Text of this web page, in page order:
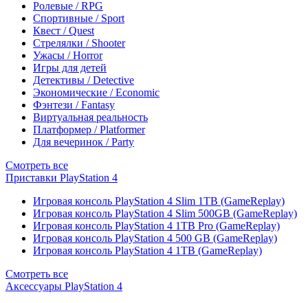
Ролевые / RPG
Спортивные / Sport
Квест / Quest
Стрелялки / Shooter
Ужасы / Horror
Игры для детей
Детективы / Detective
Экономические / Economic
Фэнтези / Fantasy
Виртуальная реальность
Платформер / Platformer
Для вечеринок / Party
Смотреть все
Приставки PlayStation 4
Игровая консоль PlayStation 4 Slim 1TB (GameReplay)
Игровая консоль PlayStation 4 Slim 500GB (GameReplay)
Игровая консоль PlayStation 4 1TB Pro (GameReplay)
Игровая консоль PlayStation 4 500 GB (GameReplay)
Игровая консоль PlayStation 4 1TB (GameReplay)
Смотреть все
Аксессуары PlayStation 4